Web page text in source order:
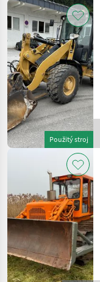
Použitý stroj